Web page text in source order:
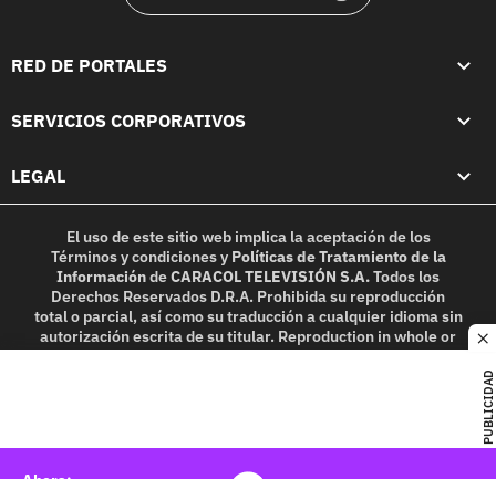
PUBLICIDAD
RED DE PORTALES
SERVICIOS CORPORATIVOS
LEGAL
El uso de este sitio web implica la aceptación de los
Términos y condicionesy Políticas de Tratamiento de la
InformacióndeCARACOL TELEVISIÓN S.A.Todos los
Derechos Reservados D.R.A. Prohibida su reproducción
total o parcial, así como su traducción a cualquier idioma sin
autorización escrita de su titular. Reproduction in whole or
in part, or translation without written permission is